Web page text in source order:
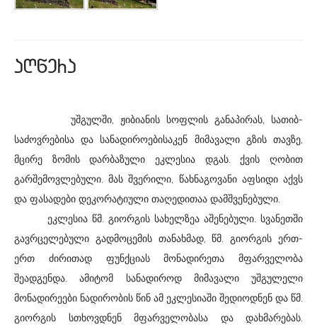
aRwera
უშგულში, ჟიბიანის სოფლის განაპირას, სათიბ-
საძოვრებისა და სანადიროებისაკენ მიმავალი გზის თავზე,
მცირე ზომის დარბაზული ეკლესია დგას. ქვის ღობით
გარშემოვლებული. მას შვერილი, წახნაგოვანი აფსიდი აქვს
და ფასადები დეკორატიული თაღედითაა დამშვენებული.
ეკლესია წმ. გიორგის სახელზეა აშენებული. სვანეთში
გავრცელებული გადმოცემის თანახმად, წმ. გიორგის ერთ-
ერთ ძირითად ფუნქციას მონადირეთა მფარველობა
შეადგენდა. ამიტომ სანადიროდ მიმავალი უშგულელი
მონადირეები ნადირობის წინ ამ ეკლესიაში შედიოდნენ და წმ.
გიორგის სთხოვდნენ მფარველობასა და დახმარებას.